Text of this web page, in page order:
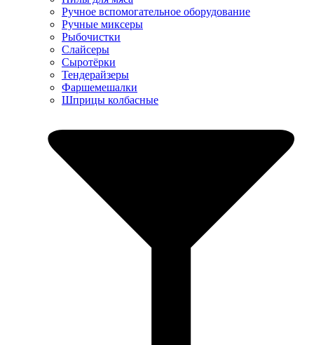
Ручное вспомогательное оборудование
Ручные миксеры
Рыбочистки
Слайсеры
Сыротёрки
Тендерайзеры
Фаршемешалки
Шприцы колбасные